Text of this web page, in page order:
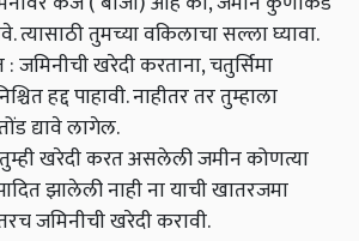
त्यासाठी तुमच्या वकिलाचा सल्ला घ्यावा.
: जमिनीची खरेदी करताना, चतुर्सिमा
हद्द पाहावी. नाहीतर तर तुम्हाला
द्यावे लागेल.
खरेदी करत असलेली जमीन कोणत्या
झालेली नाही ना याची खातरजमा
जमिनीची खरेदी करावी.